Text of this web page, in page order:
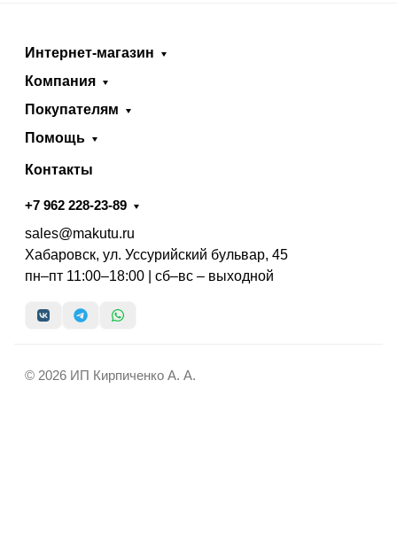
Интернет-магазин
Компания
Покупателям
Помощь
Контакты
+7 962 228-23-89
sales@makutu.ru
Хабаровск, ул. Уссурийский бульвар, 45
пн–пт 11:00–18:00 | сб–вс – выходной
© 2026 ИП Кирпиченко А. А.